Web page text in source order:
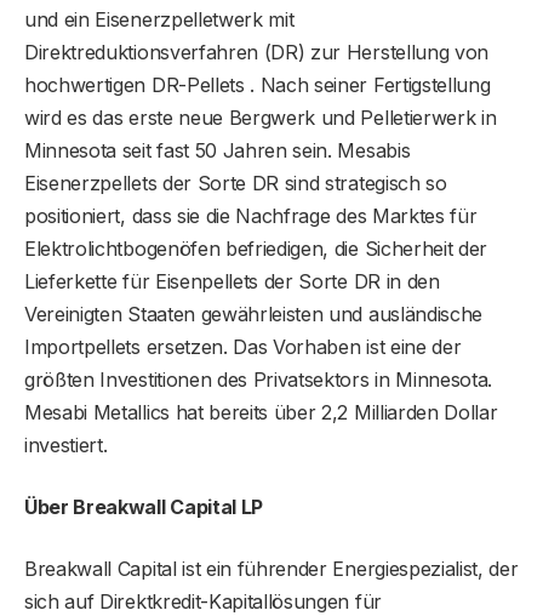
und ein Eisenerzpelletwerk mit
Direktreduktionsverfahren (DR) zur Herstellung von
hochwertigen DR-Pellets . Nach seiner Fertigstellung
wird es das erste neue Bergwerk und Pelletierwerk in
Minnesota seit fast 50 Jahren sein. Mesabis
Eisenerzpellets der Sorte DR sind strategisch so
positioniert, dass sie die Nachfrage des Marktes für
Elektrolichtbogenöfen befriedigen, die Sicherheit der
Lieferkette für Eisenpellets der Sorte DR in den
Vereinigten Staaten gewährleisten und ausländische
Importpellets ersetzen. Das Vorhaben ist eine der
größten Investitionen des Privatsektors in Minnesota.
Mesabi Metallics hat bereits über 2,2 Milliarden Dollar
investiert.
Über Breakwall Capital LP
Breakwall Capital ist ein führender Energiespezialist, der
sich auf Direktkredit-Kapitallösungen für